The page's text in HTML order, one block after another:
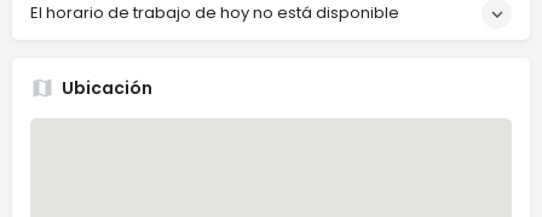
El horario de trabajo de hoy no está disponible
Ubicación